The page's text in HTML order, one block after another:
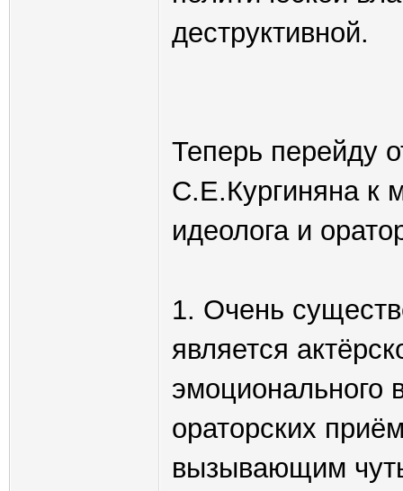
деструктивной.
Теперь перейду
С.Е.Кургиняна к
идеолога и
1. Очень
является
эмоционального
ораторских
вызывающим